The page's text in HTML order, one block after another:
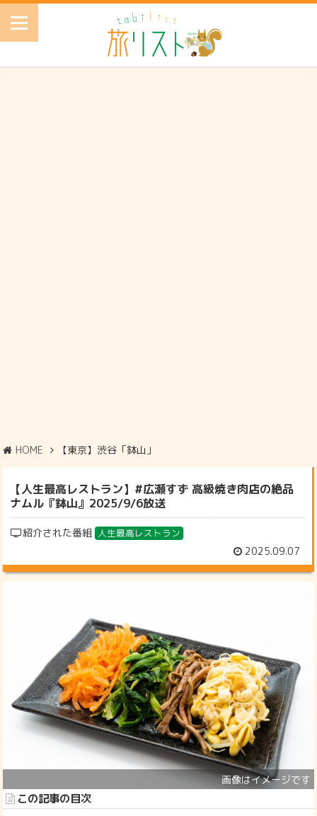
HOME 【東京】渋谷「鉢山」
【人生最高レストラン】#広瀬すず 高級焼き肉店の絶品
ナムル『鉢山』2025/9/6放送
紹介された番組 人生最高レストラン
2025.09.07
この記事の目次